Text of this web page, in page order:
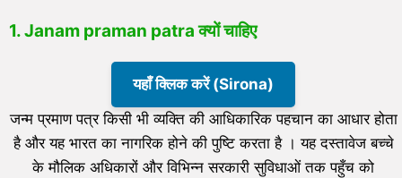
1.Janam praman patra क्यों चाहिए
यहाँ क्लिक करें (Sirona)
जन्म प्रमाण पत्र किसी भी व्यक्ति की आधिकारिक पहचान का आधार होता
है और यह भारत का नागरिक होने की पुष्टि करता है । यह दस्तावेज बच्चे
के मौलिक अधिकारों और विभिन्न सरकारी सुविधाओं तक पहुँच को